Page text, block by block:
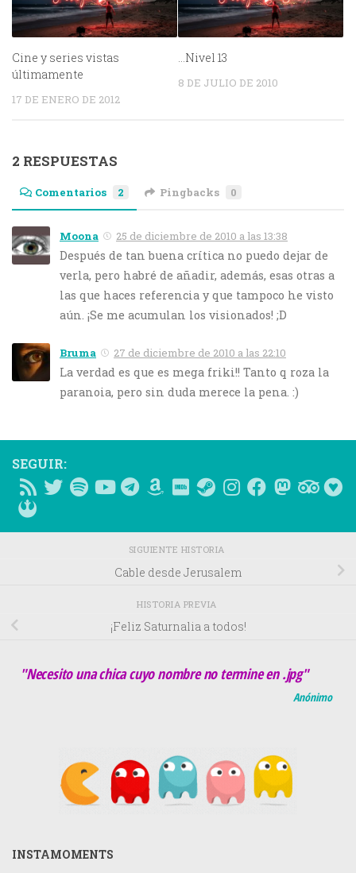
Cine y series vistas
últimamente
17 DE ENERO DE 2012
…Nivel 13
8 DE JULIO DE 2010
2 RESPUESTAS
Comentarios 2 Pingbacks 0
Moona 25 de diciembre de 2010 a las 13:38
Después de tan buena crítica no puedo dejar de
verla, pero habré de añadir, además, esas otras a
las que haces referencia y que tampoco he visto
aún. ¡Se me acumulan los visionados! ;D
Bruma 27 de diciembre de 2010 a las 22:10
La verdad es que es mega friki!! Tanto q roza la
paranoia, pero sin duda merece la pena. :)
SEGUIR:
SIGUIENTE HISTORIA
Cable desde Jerusalem
HISTORIA PREVIA
¡Feliz Saturnalia a todos!
"Necesito una chica cuyo nombre no termine en .jpg"
Anónimo
INSTAMOMENTS